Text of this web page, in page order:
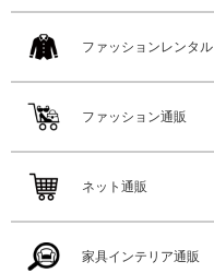
ファッションレンタル
ファッション通販
ネット通販
家具インテリア通販